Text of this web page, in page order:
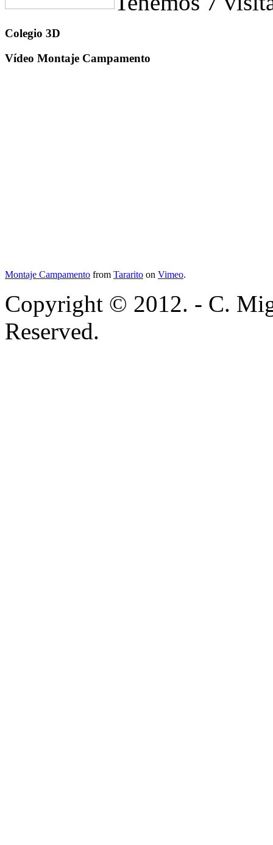
Colegio 3D
Vídeo Montaje Campamento
Montaje Campamento from Tararito on Vimeo.
Copyright © 2012. - C.
Reserved.